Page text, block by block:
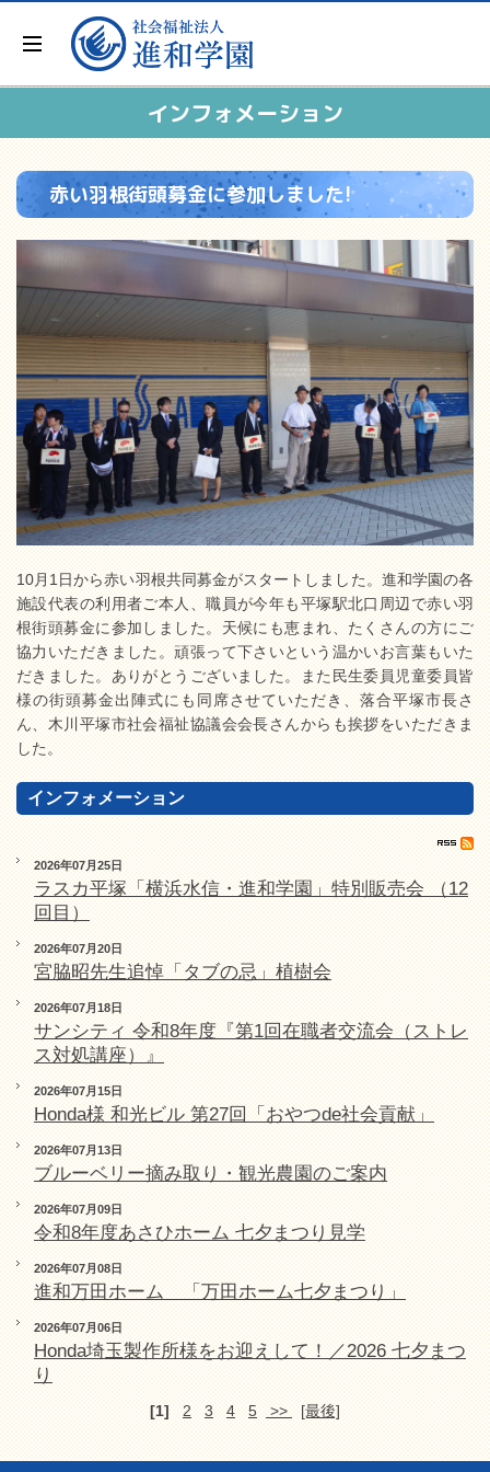
インフォメーション
赤い羽根街頭募金に参加しました!
10月1日から赤い羽根共同募金がスタートしました。進和学園の各
施設代表の利用者ご本人、職員が今年も平塚駅北口周辺で赤い羽
根街頭募金に参加しました。天候にも恵まれ、たくさんの方にご
協力いただきました。頑張って下さいという温かいお言葉もいた
だきました。ありがとうございました。また民生委員児童委員皆
様の街頭募金出陣式にも同席させていただき、落合平塚市長さ
ん、木川平塚市社会福祉協議会会長さんからも挨拶をいただきま
した。
インフォメーション
2026年07月25日
ラスカ平塚「横浜水信・進和学園」特別販売会 （12
回目）
2026年07月20日
宮脇昭先生追悼「タブの忌」植樹会
2026年07月18日
サンシティ 令和8年度『第1回在職者交流会（ストレ
ス対処講座）』
2026年07月15日
Honda様 和光ビル 第27回「おやつde社会貢献」
2026年07月13日
ブルーベリー摘み取り・観光農園のご案内
2026年07月09日
令和8年度あさひホーム 七夕まつり見学
2026年07月08日
進和万田ホーム 「万田ホーム七夕まつり」
2026年07月06日
Honda埼玉製作所様をお迎えして！／2026 七夕まつ
り
[1] 2 3 4 5 >> [最後]